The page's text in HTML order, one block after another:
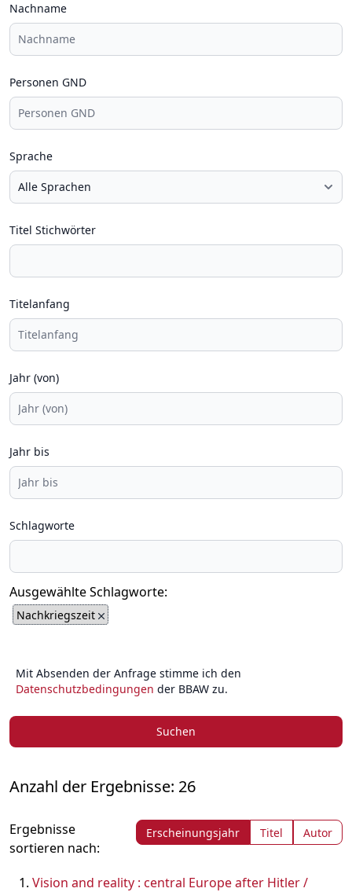
Nachname
Personen GND
Sprache
Titel Stichwörter
Titelanfang
Jahr (von)
Jahr bis
Schlagworte
Ausgewählte Schlagworte:
Nachkriegszeit
Mit Absenden der Anfrage stimme ich den
Datenschutzbedingungen der BBAW zu.
Suchen
Anzahl der Ergebnisse: 26
Ergebnisse
sortieren nach:
Erscheinungsjahr Titel Autor
Vision and reality : central Europe after Hitler /